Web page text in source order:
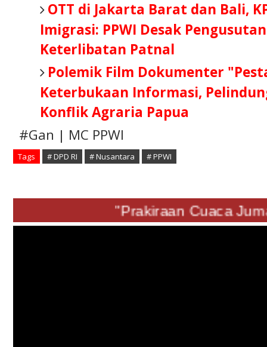
OTT di Jakarta Barat dan Bali,
Imigrasi: PPWI Desak
Keterlibatan Patnal
Polemik Film Dokumenter
Keterbukaan Informasi,
Konflik Agraria Papua
#Gan | MC PPWI
Tags # DPD RI # Nusantara # PPWI
"Prakiraan Cuaca